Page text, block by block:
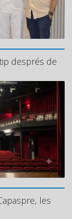
després de
les